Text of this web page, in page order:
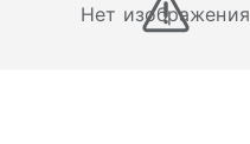
Нет изображения